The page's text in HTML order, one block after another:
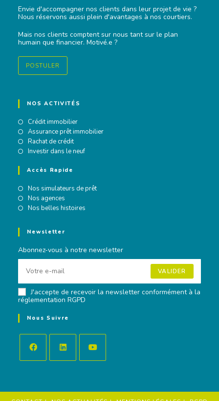
Envie d'accompagner nos clients dans leur projet de vie ?
Nous réservons aussi plein d'avantages à nos courtiers.
Mais nos clients comptent sur nous tant sur le plan
humain que financier. Motivé.e ?
POSTULER
NOS ACTIVITÉS
Crédit immobilier
Assurance prêt immobilier
Rachat de crédit
Investir dans le neuf
Accès Rapide
Nos simulateurs de prêt
Nos agences
Nos belles histoires
Newsletter
Abonnez-vous à notre newsletter
VALIDER
J'accepte de recevoir la newsletter conformément à la
réglementation RGPD
Nous Suivre
Opens
Opens
Opens